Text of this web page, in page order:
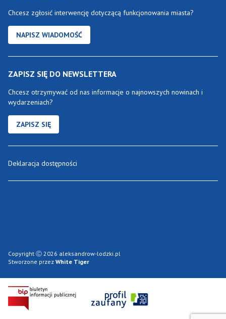
Chcesz zgłosić interwencję dotyczącą funkcjonowania miasta?
NAPISZ WIADOMOŚĆ
ZAPISZ SIĘ DO NEWSLETTERA
Chcesz otrzymywać od nas informacje o najnowszych nowinach i
wydarzeniach?
ZAPISZ SIĘ
Deklaracja dostępności
Copyright Ⓒ 2026 aleksandrow-lodzki.pl
Stworzone przez White Tiger